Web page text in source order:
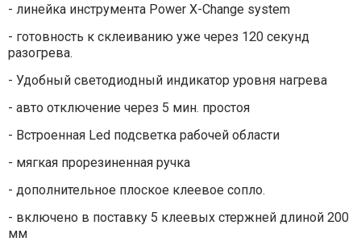
- линейка инструмента Power X-Change system
- готовность к склеиванию уже через 120 секунд
разогрева.
- Удобный светодиодный индикатор уровня нагрева
- авто отключение через 5 мин. простоя
- Встроенная Led подсветка рабочей области
- мягкая прорезиненная ручка
- дополнительное плоское клеевое сопло.
- включено в поставку 5 клеевых стержней длиной 200
мм